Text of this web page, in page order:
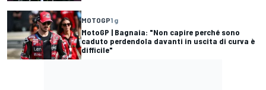
MOTOGP1 g
MotoGP | Bagnaia: "Non capire perché sono
caduto perdendola davanti in uscita di curva è
difficile"